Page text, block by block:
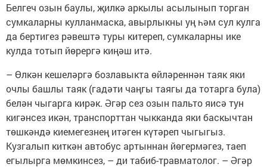
Белгеч озын баулы, җилкә аркылы асылынып торган
сумкаларны кулланмас­ка, авырлыкны уң һәм сул кулга
да бертигез рәвештә туры китереп, сумкаларны ике
кулда тотып йөрергә киңәш итә.
– Өлкән кешеләргә бозлавыкта өй­ләреннән таяк яки
очлы башлы таяк (гадәти чаңгы таягы да тотарга була)
белән чыгарга кирәк. Әгәр сез озын пальто яисә тун
кигәнсез икән, транспорттан чыкканда яки баскычтан
төшкәндә киемегезнең итәген күтәреп чыгыгыз.
Кузгалып киткән автобус артыннан йөгермәгез, таеп
егылырга мөмкинсез, – ди табиб-травматолог. – Әгәр